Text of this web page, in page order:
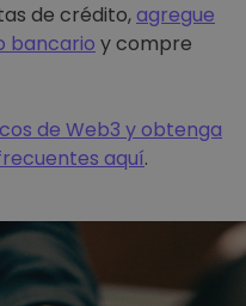
de crédito,agregue
bancario y compre
de Web3 y obtenga
aquí.